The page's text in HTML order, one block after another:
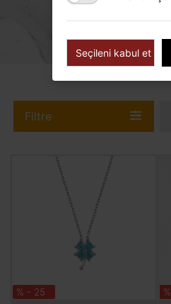
Filtre
% - 25
Seçileni kabul et